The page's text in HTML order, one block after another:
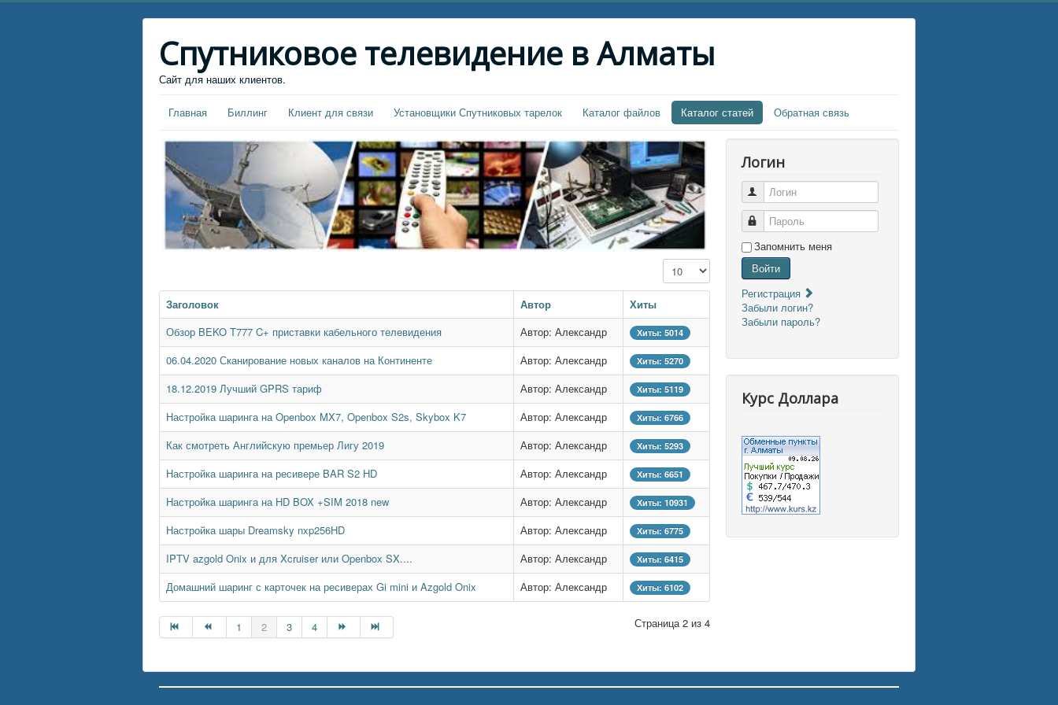
Спутниковое телевидение в Алматы
Сайт для наших клиентов.
Главная Биллинг Клиент для связи Установщики Спутниковых тарелок Каталог файлов Каталог статей Обратная связь
Кол-во строк:
Заголовок Автор
Хиты
Обзор BEKO T777 C+ приставки кабельного телевидения
Автор: Александр Хиты: 5014
06.04.2020 Сканирование новых каналов на Континенте Автор: Александр Хиты: 5270
18.12.2019 Лучший GPRS тариф Автор: Александр Хиты: 5119
Настройка шаринга на Openbox MX7, Openbox S2s, Skybox K7 Автор: Александр Хиты: 6766
Как смотреть Английскую премьер Лигу 2019 Автор: Александр Хиты: 5293
Настройка шаринга на ресивере BAR S2 HD Автор: Александр Хиты: 6651
Настройка шаринга на HD BOX +SIM 2018 new Автор: Александр Хиты: 10931
Настройка шары Dreamsky nxp256HD Автор: Александр Хиты: 6775
IPTV azgold Onix и для Xcruiser или Openbox SX.... Автор: Александр Хиты: 6415
Домашний шаринг с карточек на ресиверах Gi mini и Azgold Onix Автор: Александр Хиты: 6102
Страница 2 из 4
1 2 3 4
Логин
Логин
Пароль
Запомнить меня
Войти
Регистрация
Забыли логин?
Забыли пароль?
Курс Доллара